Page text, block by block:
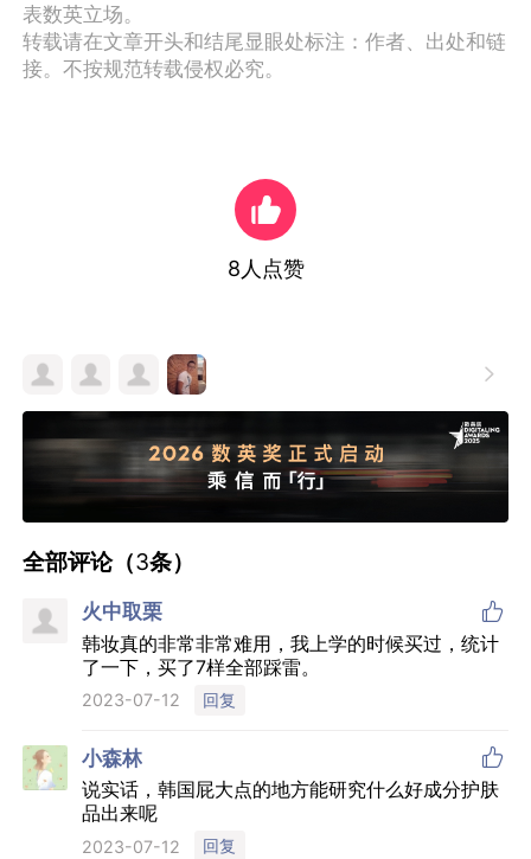
表数英立场。
转载请在文章开头和结尾显眼处标注：作者、出处和链
接。不按规范转载侵权必究。
8人点赞

全部评论（3条）
火中取栗 
韩妆真的非常非常难用，我上学的时候买过，统计
了一下，买了7样全部踩雷。
2023-07-12 回复
小森林 
说实话，韩国屁大点的地方能研究什么好成分护肤
品出来呢
2023-07-12 回复